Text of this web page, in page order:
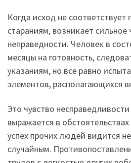
Когда исход не
стараниям, возникает сильное
неправедности. Человек в
месяцы на готовность,
указаниям, но все равно
элементов, располагающихся
Это чувство
выражается в
успех прочих людей видится
случайным.